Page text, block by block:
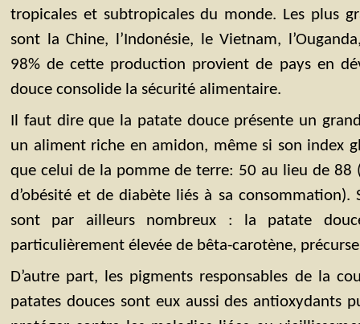
tropicales et subtropicales du monde. Les plus
sont la Chine, l’Indonésie, le Vietnam,
98% de cette production provient de pays en
douce consolide la sécurité alimentaire.
Il faut dire que la patate douce présente un
un aliment riche en amidon, même si son index
que celui de la pomme de terre: 50 au lieu de 88
d’obésité et de diabète liés à sa consommation).
sont par ailleurs nombreux : la patate
particulièrement élevée de bêta-carotène,
D’autre part, les pigments responsables de la
patates douces sont eux aussi des antioxydants